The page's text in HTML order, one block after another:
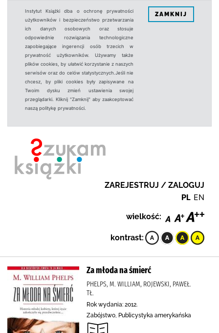
Instytut Książki dba o ochronę prywatności
użytkowników i bezpieczeństwo przetwarzania
ich danych osobowych oraz stosuje
odpowiednie rozwiązania technologiczne
zapobiegające ingerencji osób trzecich w
prywatność użytkowników. Używamy także
plików cookies, by ułatwić korzystanie z naszych
serwisów oraz do celów statystycznych.Jeśli nie
chcesz, by pliki cookies były zapisywane na
Twoim dysku zmień ustawienia swojej
przeglądarki. Kliknij "Zamknij" aby zaakceptować
naszą politykę prywatności.
ZAMKNIJ
ZAREJESTRUJ / ZALOGUJ
PL EN
wielkość:
kontrast:
Za młoda na śmierć
PHELPS, M. WILLIAM, ROJEWSKI, PAWEŁ.
TŁ.
Rok wydania: 2012.
Zabójstwo, Publicystyka amerykańska